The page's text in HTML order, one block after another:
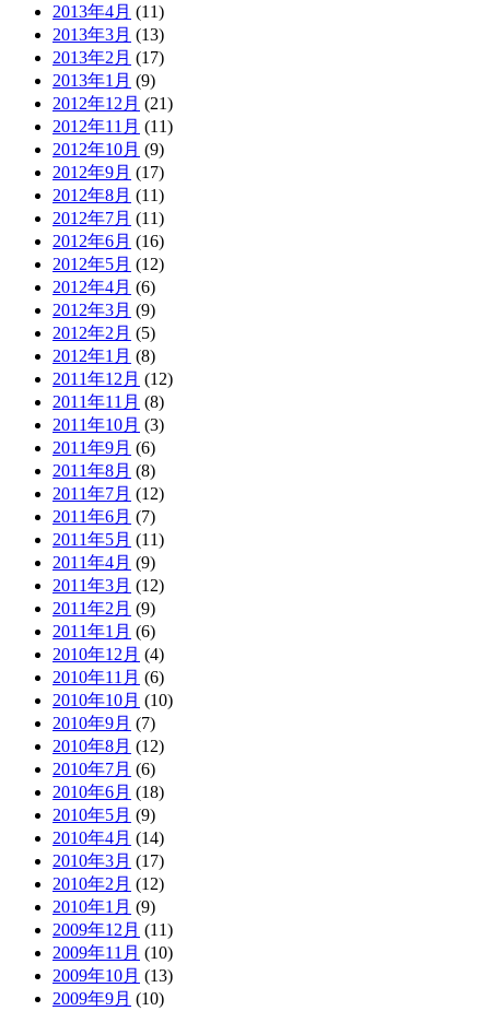
2013年4月 (11)
2013年3月 (13)
2013年2月 (17)
2013年1月 (9)
2012年12月 (21)
2012年11月 (11)
2012年10月 (9)
2012年9月 (17)
2012年8月 (11)
2012年7月 (11)
2012年6月 (16)
2012年5月 (12)
2012年4月 (6)
2012年3月 (9)
2012年2月 (5)
2012年1月 (8)
2011年12月 (12)
2011年11月 (8)
2011年10月 (3)
2011年9月 (6)
2011年8月 (8)
2011年7月 (12)
2011年6月 (7)
2011年5月 (11)
2011年4月 (9)
2011年3月 (12)
2011年2月 (9)
2011年1月 (6)
2010年12月 (4)
2010年11月 (6)
2010年10月 (10)
2010年9月 (7)
2010年8月 (12)
2010年7月 (6)
2010年6月 (18)
2010年5月 (9)
2010年4月 (14)
2010年3月 (17)
2010年2月 (12)
2010年1月 (9)
2009年12月 (11)
2009年11月 (10)
2009年10月 (13)
2009年9月 (10)